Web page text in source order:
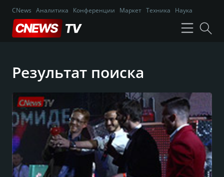
CNews Аналитика Конференции Маркет Техника Наука
Результат поиска